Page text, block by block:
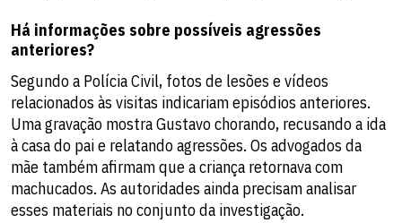
Há informações sobre possíveis agressões
anteriores?
Segundo a Polícia Civil, fotos de lesões e vídeos
relacionados às visitas indicariam episódios anteriores.
Uma gravação mostra Gustavo chorando, recusando a ida
à casa do pai e relatando agressões. Os advogados da
mãe também afirmam que a criança retornava com
machucados. As autoridades ainda precisam analisar
esses materiais no conjunto da investigação.